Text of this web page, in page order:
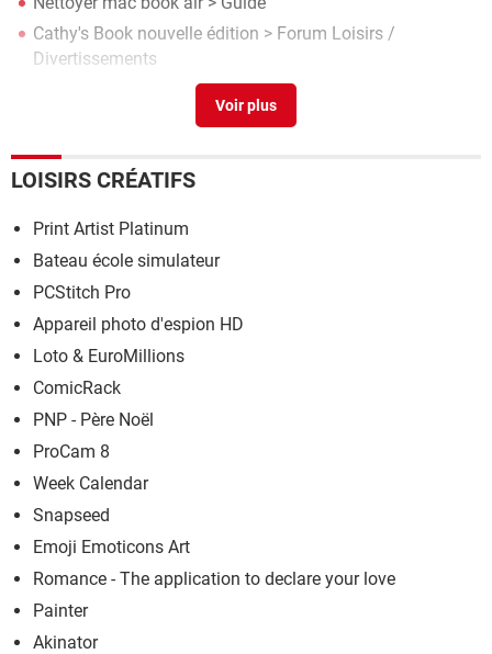
Cathy's Book nouvelle édition > Forum Loisirs /
Divertissements
> Télécharger - Sport
LOISIRS CRÉATIFS
Print Artist Platinum
Bateau école simulateur
PCStitch Pro
Appareil photo d'espion HD
Loto & EuroMillions
ComicRack
PNP - Père Noël
ProCam 8
Week Calendar
Snapseed
Emoji Emoticons Art
Romance - The application to declare your love
Painter
Akinator